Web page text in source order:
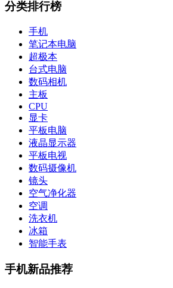
分类排行榜
手机
笔记本电脑
超极本
台式电脑
数码相机
主板
CPU
显卡
平板电脑
液晶显示器
平板电视
数码摄像机
镜头
空气净化器
空调
洗衣机
冰箱
智能手表
手机新品推荐